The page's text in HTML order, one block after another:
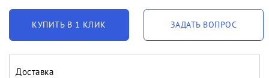
КУПИТЬ В 1 КЛИК ЗАДАТЬ ВОПРОС
Доставка